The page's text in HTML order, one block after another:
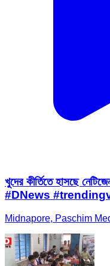
খুদের কীর্তিতে হাসছে
#DNews
Midnapore, Paschim